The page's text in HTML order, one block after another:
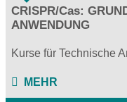
CRISPR/Cas:
ANWENDUNG
Kurse für Technische
MEHR